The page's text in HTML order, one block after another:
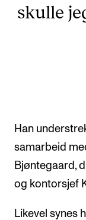
skulle
Han
samarbeid
Bjøntegaard,
og kontorsjef
Likevel synes